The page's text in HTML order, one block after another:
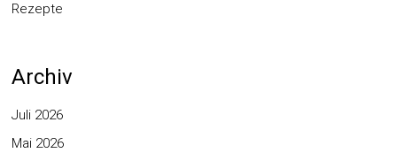
Rezepte
Archiv
Juli 2026
Mai 2026